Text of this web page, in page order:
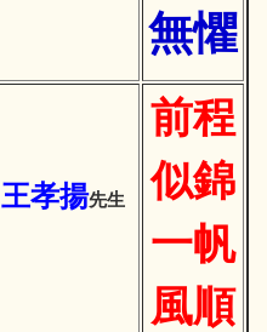
無懼
王孝揚先生
前程
似錦
一帆
風順